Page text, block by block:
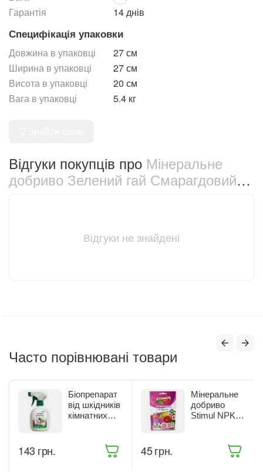
Гарантія
14 днів
Специфікація упаковки
Довжина в упаковці
27 см
Ширина в упаковці
27 см
Висота в упаковці
20 см
Вага в упаковці
5.4 кг
Відгуки покупців про Мінеральне
добриво Зелений гай Смарагдовий
Відгуки не знайдені
Часто порівнювані товари
Біопрепарат
від шкідників
кімнатних
спрей 300 мл
‍143‍ грн.
Мінеральне
добриво
Stimul NPK
‍45‍грн.